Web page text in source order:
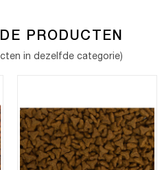
PRODUCTEN
in dezelfde categorie)